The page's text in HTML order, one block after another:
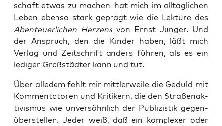
schaft etwas zu machen, hat mich im all­täg­li­chen
Leben eben­so stark geprägt wie die Lek­tü­re des
Aben­teu­er­li­chen Her­zensvon Ernst Jün­ger. Und
der Anspruch, den die Kin­der haben, läßt mich
Ver­lag und Zeit­schrift anders füh­ren, als es ein
ledi­ger Groß­städ­ter kann und tut.
Über alle­dem fehlt mir mitt­ler­wei­le die Geduld mit
Kom­men­ta­to­ren und Kri­ti­kern, die den Stra­ßen­ak­
ti­vis­mus wie unver­söhn­lich der Publi­zis­tik gegen­
über­stel­len. Jeder weiß, daß ein kom­ple­xer oder